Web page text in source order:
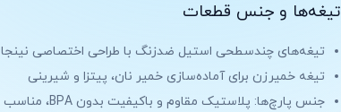
تیغه‌ها و جنس قطعات
تیغه‌های چندسطحی استیل ضدزنگ با طراحی اختصاصی نینجا
تیغه خمیرزن برای آماده‌سازی خمیر نان، پیتزا و شیرینی
جنس پارچ‌ها: پلاستیک مقاوم و باکیفیت بدون BPA، مناسب تماس با مواد غذایی